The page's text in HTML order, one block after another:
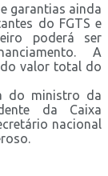
garantias ainda
do FGTS e
poderá ser
A
valor total do
do ministro da
da Caixa
nacional